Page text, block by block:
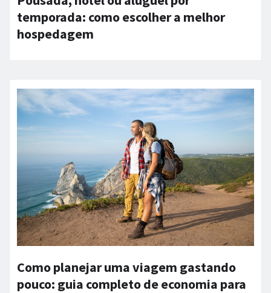
temporada: como escolher a melhor
hospedagem
Como planejar uma viagem gastando
pouco: guia completo de economia para